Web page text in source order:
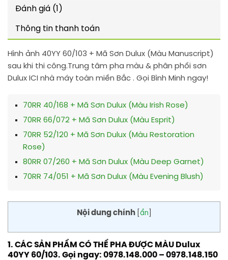
Đánh giá (1)
Thông tin thanh toán
Hình ảnh 40YY 60/103 + Mã Sơn Dulux (Màu Manuscript)
sau khi thi công.Trung tâm pha màu & phân phối sơn
Dulux ICI nhà máy toàn miền Bắc . Gọi Bình Minh ngay!
70RR 40/168 + Mã Sơn Dulux (Màu Irish Rose)
70RR 66/072 + Mã Sơn Dulux (Màu Esprit)
70RR 52/120 + Mã Sơn Dulux (Màu Restoration
Rose)
80RR 07/260 + Mã Sơn Dulux (Màu Deep Garnet)
70RR 74/051 + Mã Sơn Dulux (Màu Evening Blush)
Nội dung chính ẩn
1. CÁC SẢN PHẨM CÓ THỂ PHA ĐƯỢC MÀU Dulux
40YY 60/103. Gọi ngay: 0978.148.000 – 0978.148.150